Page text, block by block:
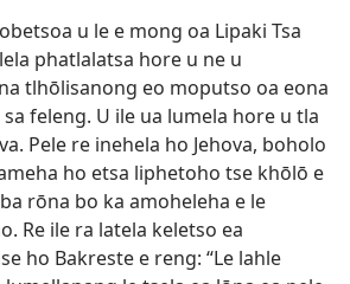
u le e mong oa Lipaki Tsa
phatlalatsa hore u ne u
tlhōlisanong eo moputso oa eona
feleng. U ile ua lumela hore u tla
Pele re inehela ho Jehova, boholo
ho etsa liphetoho tse khōlō e
rōna bo ka amoheleha e le
Re ile ra latela keletso ea
ho Bakreste e reng: “Le lahle